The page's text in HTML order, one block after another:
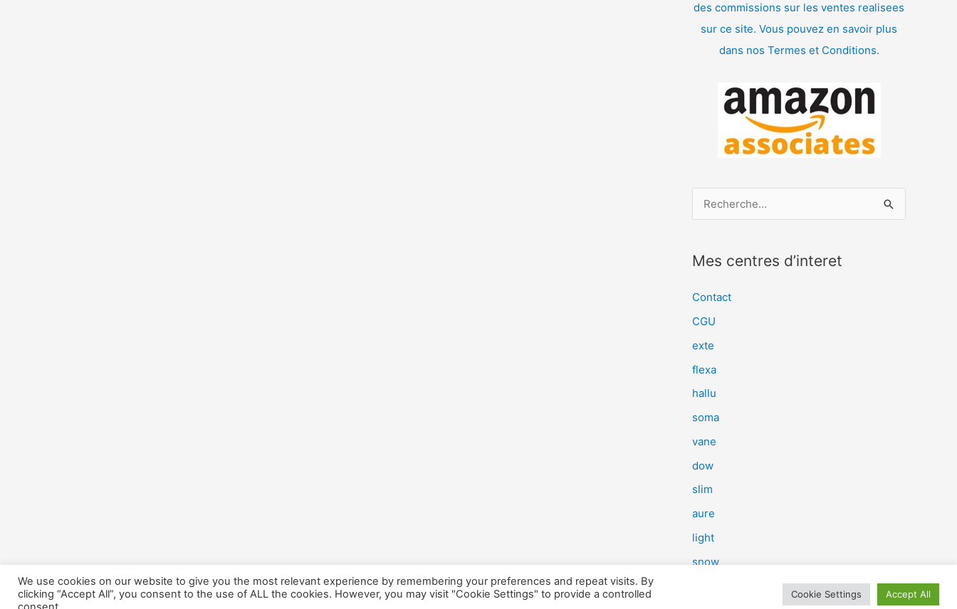
des commissions sur les ventes realisees
sur ce site. Vous pouvez en savoir plus
dans nos Termes et Conditions.
e
e
r
:
Mes centres d’interet
Contact
CGU
exte
flexa
hallu
soma
vane
dow
slim
aure
light
snow
We use cookies on our website to give you the most relevant experience by remembering your preferences and repeat visits. By
clicking “Accept All”, you consent to the use of ALL the cookies. However, you may visit "Cookie Settings" to provide a controlled
Cookie Settings Accept All